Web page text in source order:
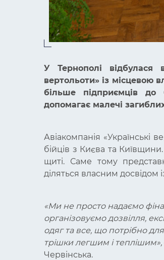
У Тернополі відбулася
вертольоти» із місцевою
більше підприємців до
допомагає малечі
Авіакомпанія «Українські
бійців з Києва та
щиті. Саме тому
діляться власним досвідом
«Ми не просто надаємо
організовуємо дозвілля,
одяг та все, що потрібно
трішки легшим і теплішим»,
Червінська.